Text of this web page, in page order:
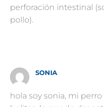
perforación intestinal
pollo).
SONIA
hola soy sonia, mi